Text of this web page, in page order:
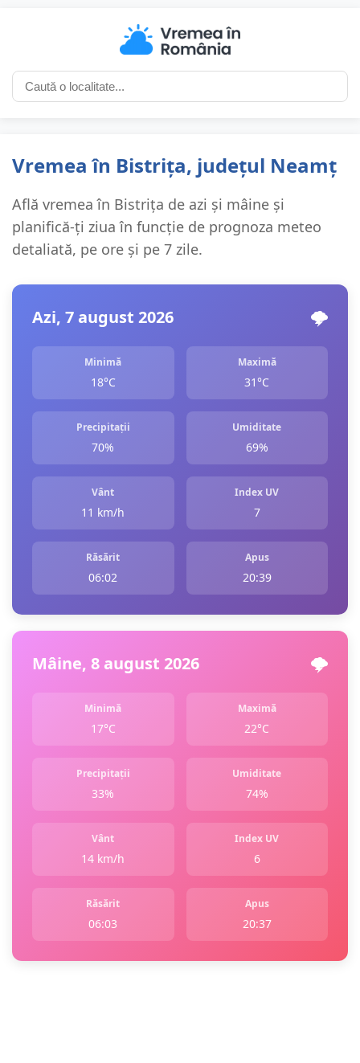
Vremea în Bistrița, județul Neamț
Află vremea în Bistrița de azi și mâine și
planifică-ți ziua în funcție de prognoza meteo
detaliată, pe ore și pe 7 zile.
Azi, 7 august 2026 🌩️
Minimă
18°C
Maximă
31°C
Precipitații
70%
Umiditate
69%
Vânt
11 km/h
Index UV
7
Răsărit
06:02
Apus
20:39
Mâine, 8 august 2026 🌩️
Minimă
17°C
Maximă
22°C
Precipitații
33%
Umiditate
74%
Vânt
14 km/h
Index UV
6
Răsărit
06:03
Apus
20:37